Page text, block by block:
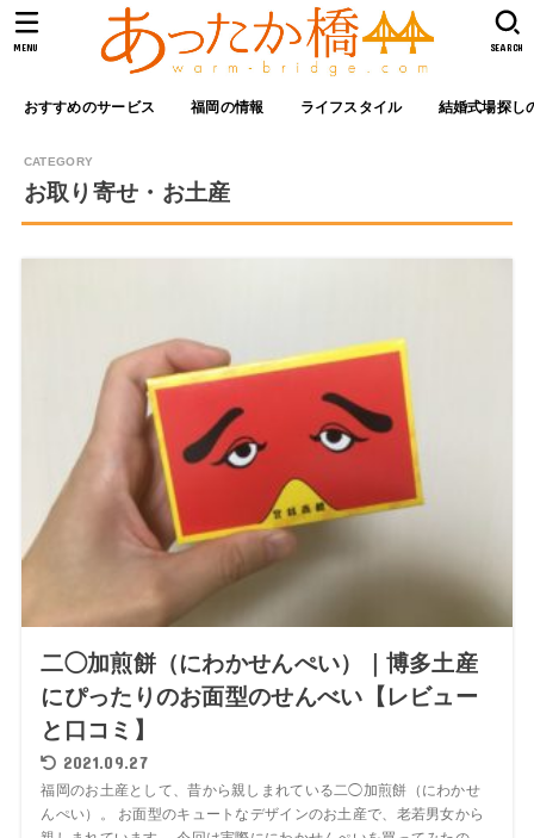
おすすめのサービス 福岡の情報 ライフスタイル 結婚式場探し
SEARCH
MENU
お取り寄せ・お土産
二◯加煎餅（にわかせんぺい）｜博多土産
にぴったりのお面型のせんべい【レビュー
と口コミ】
2021.09.27
福岡のお土産として、昔から親しまれている二◯加煎餅（にわかせ
んぺい）。 お面型のキュートなデザインのお土産で、老若男女から